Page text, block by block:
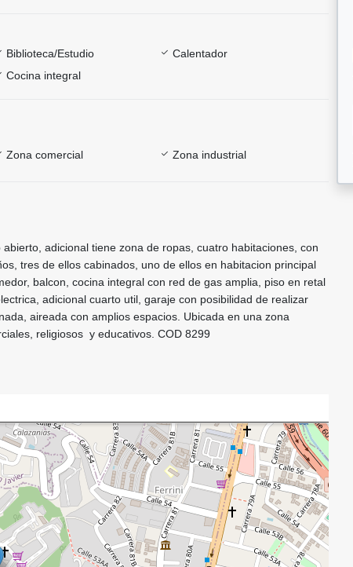
Biblioteca/Estudio
Calentador
Cocina integral
Zona comercial Zona industrial
adicional tiene zona de ropas, cuatro habitaciones, con
tres de ellos cabinados, uno de ellos en habitacion principal
balcon, cocina integral con red de gas amplia, piso en retal
adicional cuarto util, garaje con posibilidad de realizar
aireada con amplios espacios. Ubicada en una zona
religiosos y educativos. COD 8299